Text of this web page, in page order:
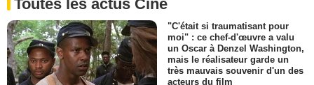
Toutes les actus Ciné
"C'était si traumatisant pour
moi" : ce chef-d'œuvre a valu
un Oscar à Denzel Washington,
mais le réalisateur garde un
très mauvais souvenir d'un des
acteurs du film